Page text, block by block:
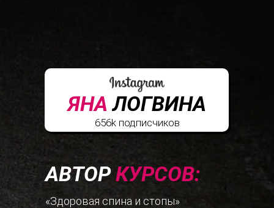
ЯНА ЛОГВИНА
АВТОР КУРСОВ:
«Здоровая спина и стопы»
656k подписчиков